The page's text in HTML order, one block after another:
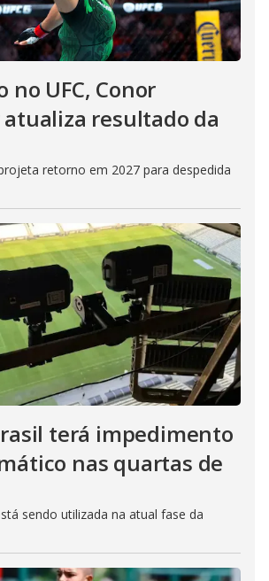
no UFC, Conor
atualiza resultado da
retorno em 2027 para despedida
terá impedimento
nas quartas de
sendo utilizada na atual fase da